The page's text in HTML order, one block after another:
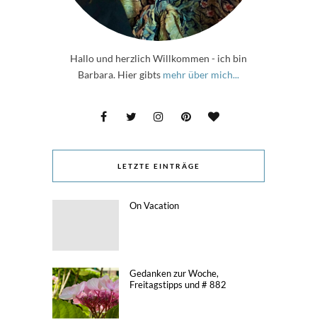
Hallo und herzlich Willkommen - ich bin
Barbara. Hier gibts mehr über mich...
LETZTE EINTRÄGE
On Vacation
Gedanken zur Woche,
Freitagstipps und # 882